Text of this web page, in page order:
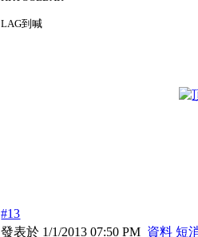
LAG到喊
#13
發表於 1/1/2013 07:50 PM 資料 短